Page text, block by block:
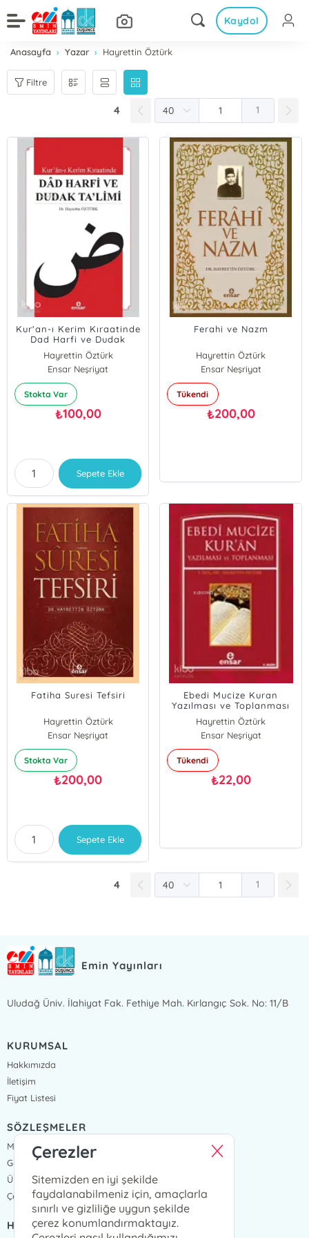
Kaydol
Anasayfa Yazar Hayrettin Öztürk
Filtre
4 1
Kur'an-ı Kerim Kıraatinde
Dad Harfi ve Dudak
Ta'limi
Hayrettin Öztürk
Ensar Neşriyat
Stokta Var
₺100,00
Sepete Ekle
Ferahi ve Nazm
Hayrettin Öztürk
Ensar Neşriyat
Tükendi
₺200,00
Fatiha Suresi Tefsiri
Hayrettin Öztürk
Ensar Neşriyat
Stokta Var
₺200,00
Sepete Ekle
Ebedi Mucize Kuran
Yazılması ve Toplanması
Hayrettin Öztürk
Ensar Neşriyat
Tükendi
₺22,00
4 1
Emin Yayınları
Uludağ Üniv. İlahiyat Fak. Fethiye Mah. Kırlangıç Sok. No: 11/B
KURUMSAL
Hakkımızda
İletişim
Fiyat Listesi
SÖZLEŞMELER
Mesafeli Satış Sözleşmesi
Gizlilik Sözleşmesi
Üyelik Sözleşmesi
Çerez Politikası
HIZLI ERİŞİM
Çerezler
Sitemizden en iyi şekilde
faydalanabilmeniz için, amaçlarla
sınırlı ve gizliliğe uygun şekilde
çerez konumlandırmaktayız.